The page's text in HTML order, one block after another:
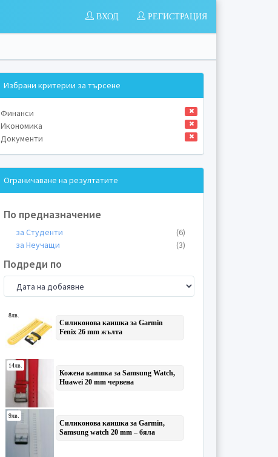
РЕГИСТРАЦИЯ
ВХОД
Избрани критерии за търсене
Финанси
Икономика
Документи
Ограничаване на резултатите
По предназначение
за Студенти
(6)
за Неучащи
(3)
Подреди по